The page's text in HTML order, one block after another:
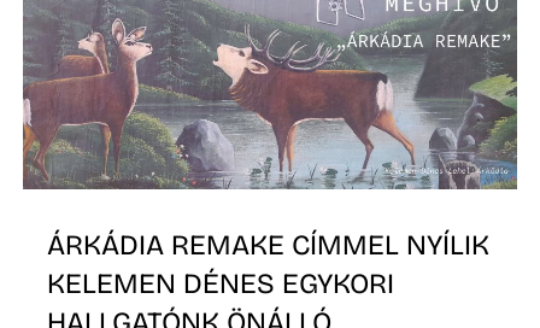
ÁRKÁDIA REMAKE CÍMMEL NYÍLIK
KELEMEN DÉNES EGYKORI